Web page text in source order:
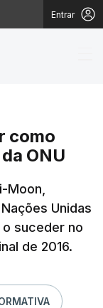
Entrar
como
ONU
Moon,
Unidas
suceder no
de 2016.